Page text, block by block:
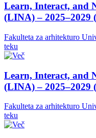
Learn, Interact, and
(LINA) – 2025–2029
Fakulteta za arhitekturo
teku
Learn, Interact, and
(LINA) – 2025–2029
Fakulteta za arhitekturo
teku